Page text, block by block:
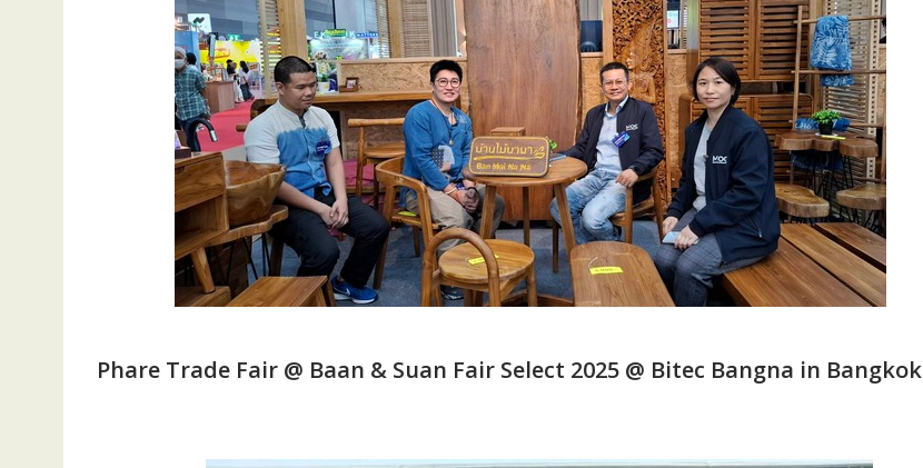
Phare Trade Fair @ Baan & Suan Fair Select 2025 @ Bitec Bangna in Bangkok